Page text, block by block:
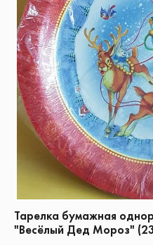
Тарелка бумажная
"Весёлый Дед Мороз"